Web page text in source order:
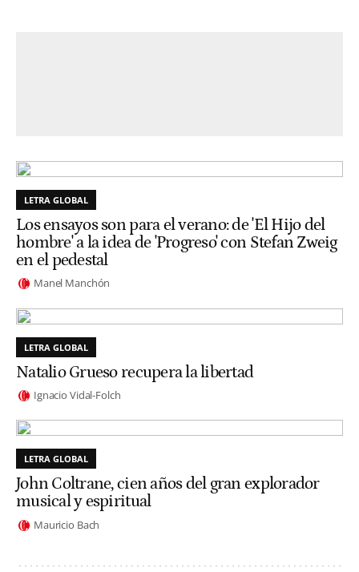
LETRA GLOBAL
Los ensayos son para el verano: de 'El Hijo del
hombre' a la idea de 'Progreso' con Stefan Zweig
en el pedestal
Manel Manchón
LETRA GLOBAL
Natalio Grueso recupera la libertad
Ignacio Vidal-Folch
LETRA GLOBAL
John Coltrane, cien años del gran explorador
musical y espiritual
Mauricio Bach